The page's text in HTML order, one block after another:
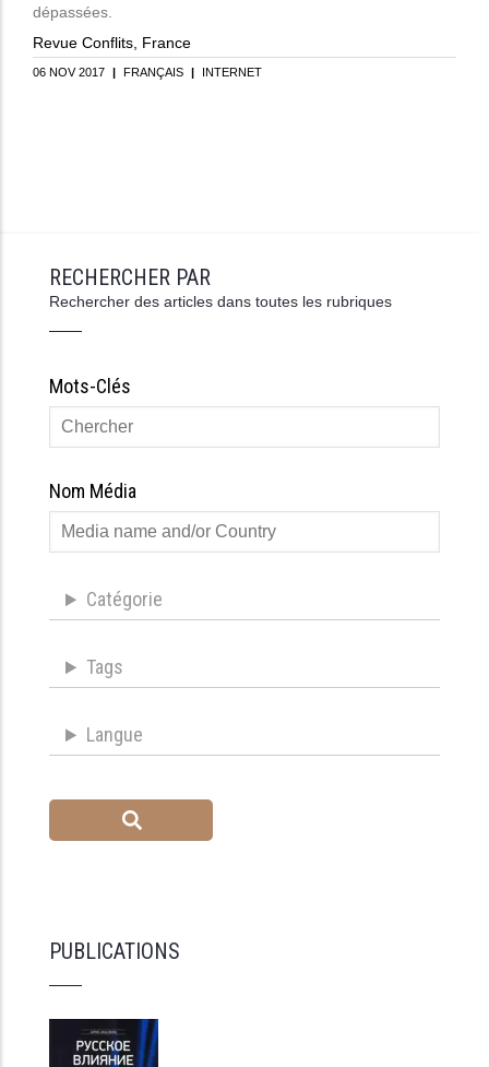
dépassées.
Revue Conflits, France
06 NOV 2017 FRANÇAIS INTERNET
RECHERCHER PAR
Rechercher des articles dans toutes les rubriques
Mots-Clés
Nom Média
Catégorie
Tags
Langue
PUBLICATIONS